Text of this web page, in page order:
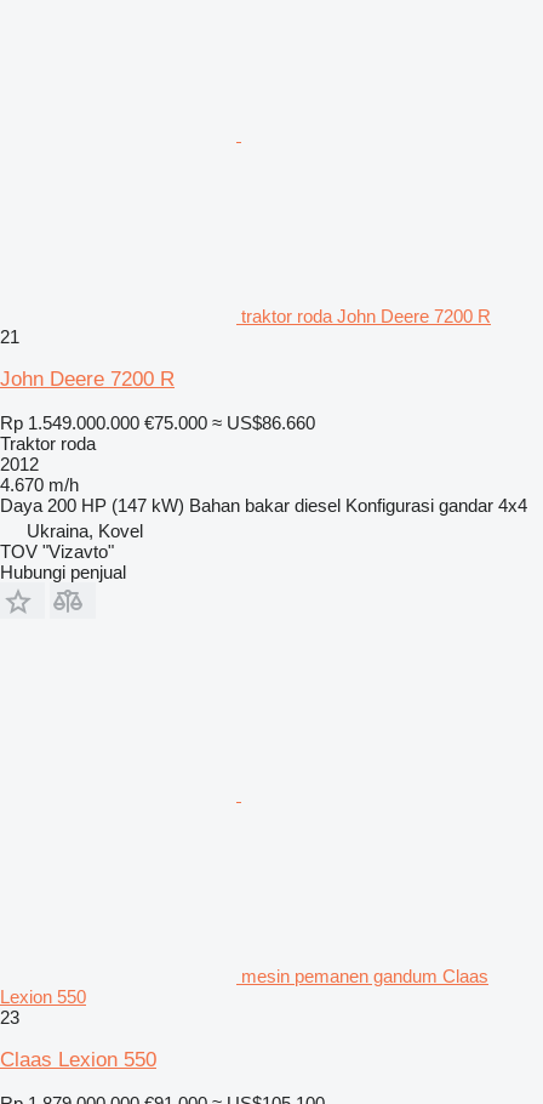
traktor roda John Deere 7200 R
21
John Deere 7200 R
Rp 1.549.000.000 €75.000 ≈ US$86.660
Traktor roda
2012
4.670 m/h
Daya 200 HP (147 kW) Bahan bakar diesel Konfigurasi gandar 4x4
Ukraina, Kovel
TOV "Vizavto"
Hubungi penjual
mesin pemanen gandum Claas
Lexion 550
23
Claas Lexion 550